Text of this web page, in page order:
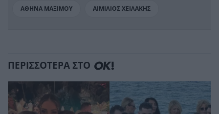
ΑΘΗΝΑ ΜΑΞΙΜΟΥ ΑΙΜΙΛΙΟΣ ΧΕΙΛΑΚΗΣ
ΠΕΡΙΣΣΟΤΕΡΑ ΣΤΟ